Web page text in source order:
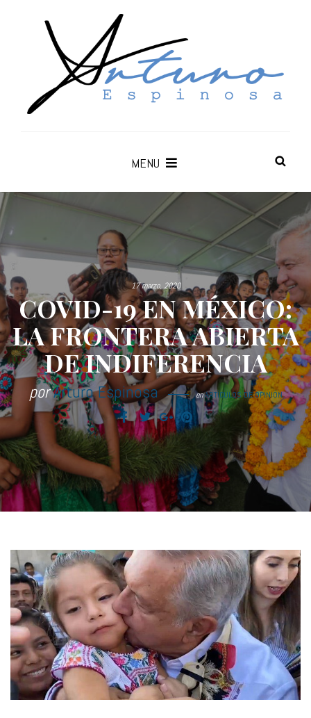
MENU
17 marzo, 2020
COVID-19 EN MÉXICO:
LA FRONTERA ABIERTA
DE INDIFERENCIA
porArturo Espinosa enARTÍCULOS DE OPINIÓN